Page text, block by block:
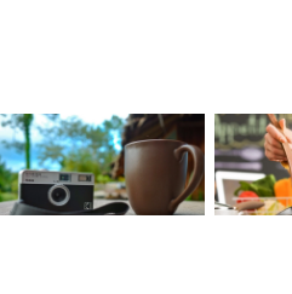
Ranking aparatów
kompaktowych.
Najlepsze modele
2026